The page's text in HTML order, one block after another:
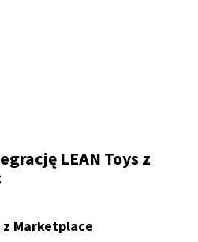
LEAN Toys z
z Marketplace